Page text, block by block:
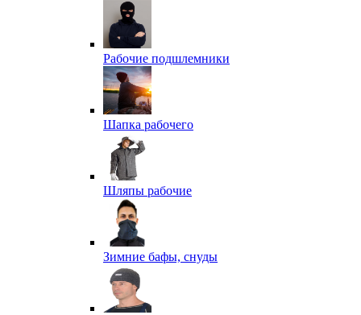
Рабочие подшлемники
Шапка рабочего
Шляпы рабочие
Зимние бафы, снуды